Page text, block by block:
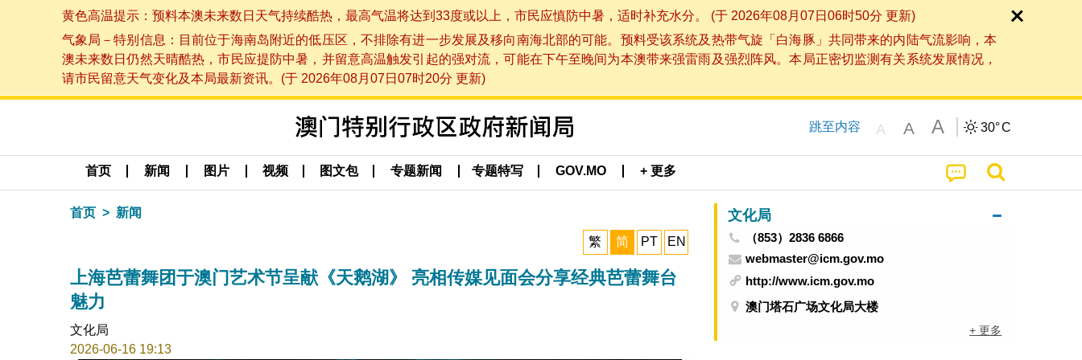
黄色高温提示：预料本澳未来数日天气持续酷热，最高气温将达到33度或以上，市民应慎防中暑，适时补充水分。 (于 2026年08月07日06时50分 更新)
气象局－特别信息：目前位于海南岛附近的低压区，不排除有进一步发展及移向南海北部的可能。预料受该系统及热带气旋「白海豚」共同带来的内陆气流影响，本
澳未来数日仍然天晴酷热，市民应提防中暑，并留意高温触发引起的强对流，可能在下午至晚间为本澳带来强雷雨及强烈阵风。本局正密切监测有关系统发展情况，
请市民留意天气变化及本局最新资讯。(于 2026年08月07日07时20分 更新)
跳至内容 A A A 30°C
首页 新闻 图片 视频 图文包 专题新闻 专题特写 GOV.MO + 更多
首页 新闻
繁 简 PT EN
上海芭蕾舞团于澳门艺术节呈献《天鹅湖》 亮相传媒见面会分享经典芭蕾舞台
魅力
文化局
2026-06-16 19:13
文化局
（853）2836 6866
webmaster@icm.gov.mo
http://www.icm.gov.mo
澳门塔石广场文化局大楼
+ 更多